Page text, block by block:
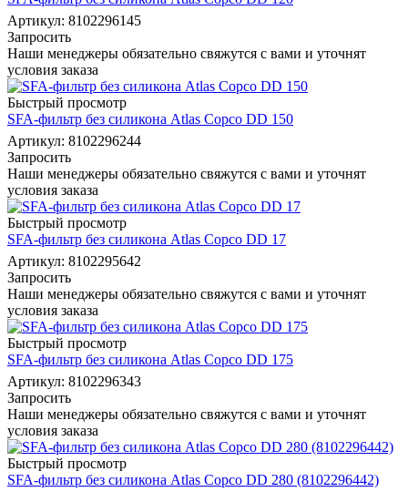
Артикул: 8102296145
Запросить
Наши менеджеры обязательно свяжутся с вами и уточнят
условия заказа
Быстрый просмотр
SFA-фильтр без силикона Atlas Copco DD 150
Артикул: 8102296244
Запросить
Наши менеджеры обязательно свяжутся с вами и уточнят
условия заказа
Быстрый просмотр
SFA-фильтр без силикона Atlas Copco DD 17
Артикул: 8102295642
Запросить
Наши менеджеры обязательно свяжутся с вами и уточнят
условия заказа
Быстрый просмотр
SFA-фильтр без силикона Atlas Copco DD 175
Артикул: 8102296343
Запросить
Наши менеджеры обязательно свяжутся с вами и уточнят
условия заказа
Быстрый просмотр
SFA-фильтр без силикона Atlas Copco DD 280 (8102296442)